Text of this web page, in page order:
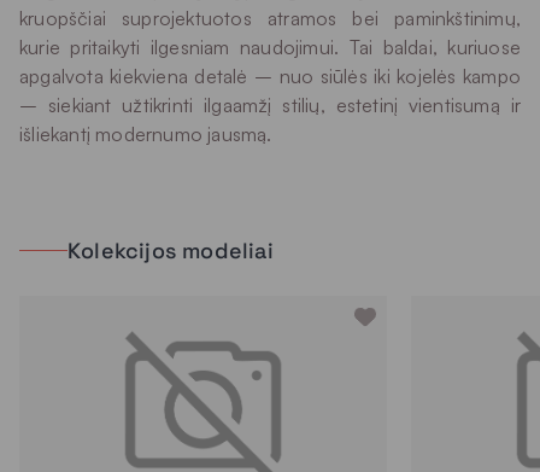
kruopščiai suprojektuotos atramos bei paminkštinimų,
kurie pritaikyti ilgesniam naudojimui. Tai baldai, kuriuose
apgalvota kiekviena detalė – nuo siūlės iki kojelės kampo
– siekiant užtikrinti ilgaamžį stilių, estetinį vientisumą ir
išliekantį modernumo jausmą.
Kolekcijos modeliai